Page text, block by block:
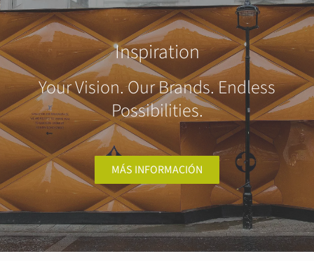
Inspiration
Your Vision. Our Brands. Endless
Possibilities.
MÁS INFORMACIÓN